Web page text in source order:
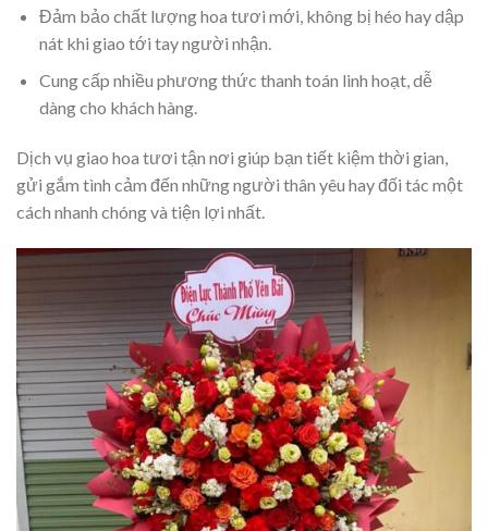
Đảm bảo chất lượng hoa tươi mới, không bị héo hay dập
nát khi giao tới tay người nhận.
Cung cấp nhiều phương thức thanh toán linh hoạt, dễ
dàng cho khách hàng.
Dịch vụ giao hoa tươi tận nơi giúp bạn tiết kiệm thời gian,
gửi gắm tình cảm đến những người thân yêu hay đối tác một
cách nhanh chóng và tiện lợi nhất.